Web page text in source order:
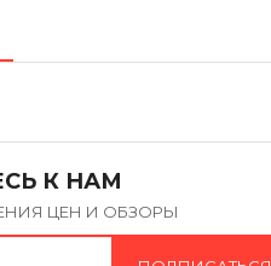
К НАМ
ЦЕН И ОБЗОРЫ